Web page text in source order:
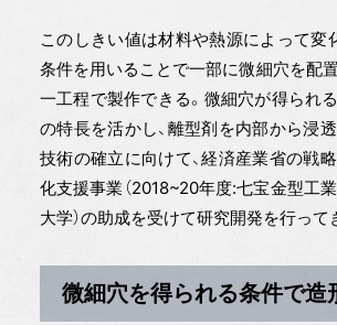
このしきい値は材料や熱源によって変
条件を用いることで一部に微細穴を配
一工程で製作できる。微細穴が得られ
の特長を活かし、離型剤を内部から浸
技術の確立に向けて、経済産業省の戦
化支援事業（2018~20年度:七宝金型工業
大学）の助成を受けて研究開発を行って
微細穴を得られる条件で造